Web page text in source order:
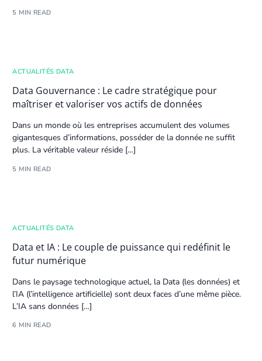
5 MIN READ
ACTUALITÉS DATA
Data Gouvernance : Le cadre stratégique pour
maîtriser et valoriser vos actifs de données
Dans un monde où les entreprises accumulent des volumes
gigantesques d’informations, posséder de la donnée ne suffit
plus. La véritable valeur réside […]
5 MIN READ
ACTUALITÉS DATA
Data et IA : Le couple de puissance qui redéfinit le
futur numérique
Dans le paysage technologique actuel, la Data (lesdonnées) et
l’IA (l’intelligence artificielle) sont deux faces d’une même pièce.
L’IA sansdonnées […]
6 MIN READ